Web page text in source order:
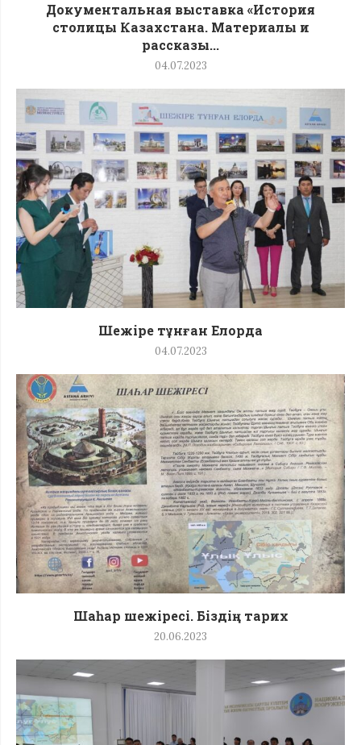
Документальная выставка «История
столицы Казахстана. Материалы и
рассказы...
04.07.2023
Шежіре тұнған Елорда
04.07.2023
Шаһар шежіресі. Біздің тарих
20.06.2023